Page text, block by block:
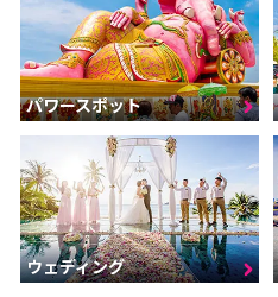
パワースポット
ウェディング